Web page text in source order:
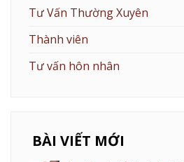
Tư Vấn Thường Xuyên
Thành viên
Tư vấn hôn nhân
BÀI VIẾT MỚI